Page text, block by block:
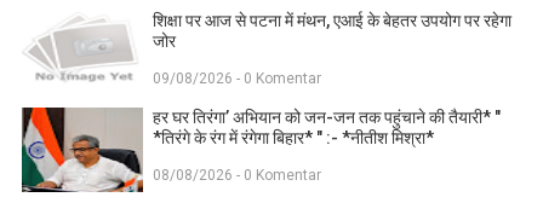
शिक्षा पर आज से पटना में मंथन, एआई के बेहतर उपयोग पर रहेगा
जोर
09/08/2026 - 0 Komentar
हर घर तिरंगा’ अभियान को जन-जन तक पहुंचाने की तैयारी* "
*तिरंगे के रंग में रंगेगा बिहार* " :- *नीतीश मिश्रा*
08/08/2026 - 0 Komentar